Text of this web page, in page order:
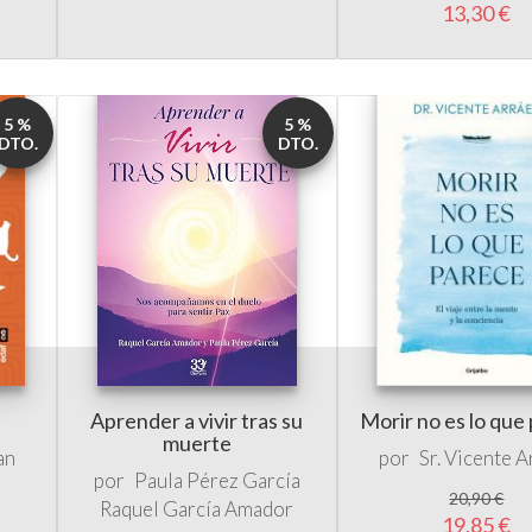
Aprender a vivir tras su
muerte
por Paula Pérez García
Raquel García Amador
15,00 €
14,25 €
Morir no es lo
por Sr. Vicente
20,90 €
19,85 €